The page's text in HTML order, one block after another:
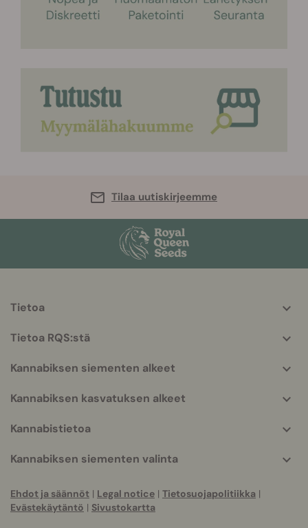
Tilaa uutiskirjeemme
info
Tietoa
Tietoa RQS:stä
Kannabiksen siementen alkeet
Kannabiksen kasvatuksen alkeet
Kannabistietoa
Kannabiksen siementen valinta
Ehdot ja säännöt | Legal notice | Tietosuojapolitiikka |
Evästekäytäntö | Sivustokartta